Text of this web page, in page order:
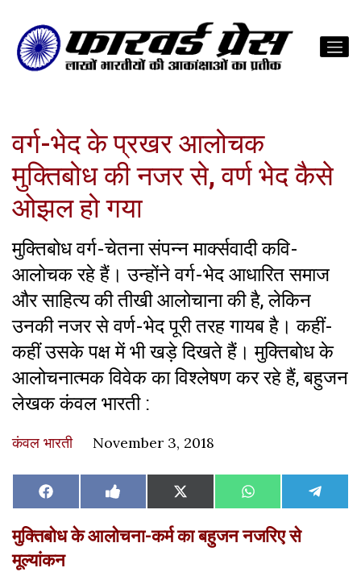
वर्ग-भेद के प्रखर आलोचक
मुक्तिबोध की नजर से, वर्ण भेद कैसे
ओझल हो गया
मुक्तिबोध वर्ग-चेतना संपन्न मार्क्सवादी कवि-
आलोचक रहे हैं। उन्होंने वर्ग-भेद आधारित समाज
और साहित्य की तीखी आलोचाना की है, लेकिन
उनकी नजर से वर्ण-भेद पूरी तरह गायब है। कहीं-
कहीं उसके पक्ष में भी खड़े दिखते हैं। मुक्तिबोध के
आलोचनात्मक विवेक का विश्लेषण कर रहे हैं, बहुजन
लेखक कंवल भारती :
कंवल भारती November 3, 2018
Share
on
Facebook Share
on
Like
on
Facebook
Share
on
X
(Twitter)
Share
on
WhatsAppShare
on
मुक्तिबोध के आलोचना-कर्म का बहुजन नजरिए से
मूल्यांकन